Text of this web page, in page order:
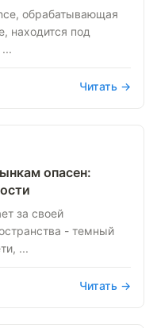
обрабатывающая
находится под
Читать →
опасен:
за своей
- темный
...
Читать →